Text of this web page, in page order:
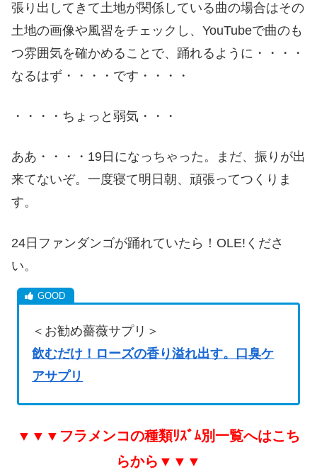
張り出してきて土地が関係している曲の場合はその
土地の画像や風習をチェックし、YouTubeで曲のも
つ雰囲気を確かめることで、踊れるように・・・・
なるはず・・・・です・・・・
・・・・ちょっと弱気・・・
ああ・・・・19日になっちゃった。まだ、振りが出
来てないぞ。一度寝て明日朝、頑張ってつくりま
す。
24日ファンダンゴが踊れていたら！OLE!くださ
い。
＜お勧め薔薇サプリ＞
飲むだけ！ローズの香り溢れ出す。口臭ケ
アサプリ
▼▼▼フラメンコの種類ﾘｽﾞﾑ別一覧へはこち
らから▼▼▼